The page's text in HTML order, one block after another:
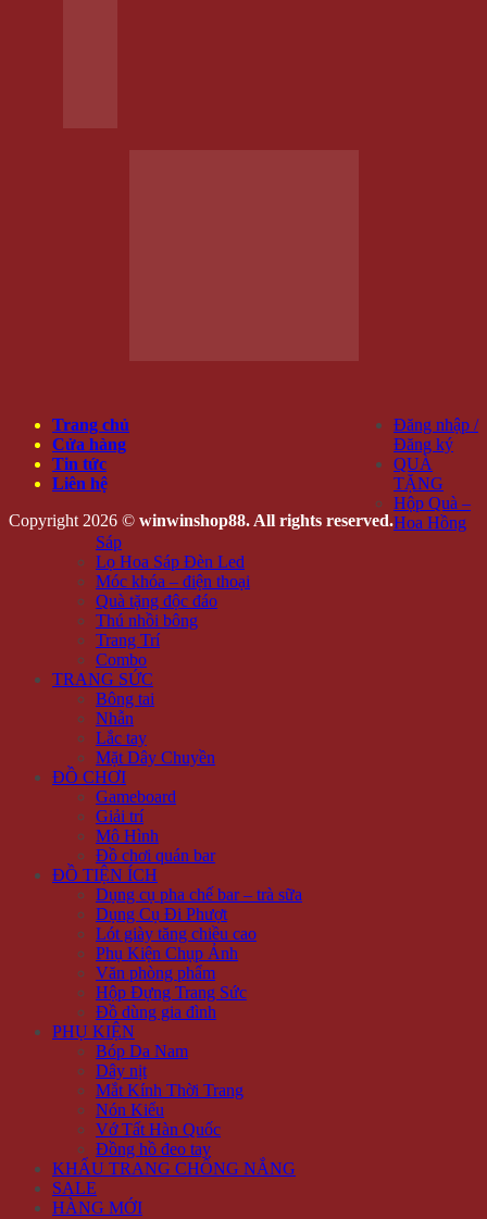
Trang chủ
Cửa hàng
Tin tức
Liên hệ
Copyright 2026 © winwinshop88. All rights reserved.
Đăng nhập /
Đăng ký
QUÀ
TẶNG
Hộp Quà –
Hoa Hồng
Sáp
Lọ Hoa Sáp Đèn Led
Móc khóa – điện thoại
Quà tặng độc đáo
Thú nhồi bông
Trang Trí
Combo
TRANG SỨC
Bông tai
Nhẫn
Lắc tay
Mặt Dây Chuyền
ĐỒ CHƠI
Gameboard
Giải trí
Mô Hình
Đồ chơi quán bar
ĐỒ TIỆN ÍCH
Dụng cụ pha chế bar – trà sữa
Dụng Cụ Đi Phượt
Lót giày tăng chiều cao
Phụ Kiện Chụp Ảnh
Văn phòng phẩm
Hộp Đựng Trang Sức
Đồ dùng gia đình
PHỤ KIỆN
Bóp Da Nam
Dây nịt
Mắt Kính Thời Trang
Nón Kiểu
Vớ Tất Hàn Quốc
Đồng hồ đeo tay
KHẨU TRANG CHỐNG NẮNG
SALE
HÀNG MỚI